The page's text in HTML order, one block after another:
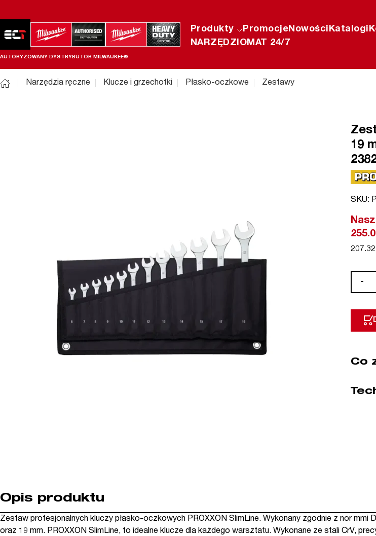
AUTORYZOWANY DYSTRYBUTOR MILWAUKEE®
Produkty PromocjeNowościKatalogi
NARZĘDZIOMAT 24/7
Narzędzia ręczne Klucze i grzechotki Płasko-oczkowe Zestawy
19
SKU:
-
kluczy
płasko-
19
Co
Opis produktu
Zestaw profesjonalnych kluczy płasko-oczkowych PROXXON SlimLine. Wykonany zgodnie z nor mmi
oraz 19 mm. PROXXON SlimLine, to idealne klucze dla każdego warsztatu. Wykonane ze stali CrV,